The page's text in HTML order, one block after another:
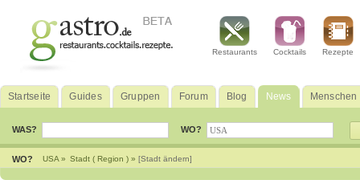
Restaurants Cocktails Rezepte
Startseite Guides Gruppen Forum Blog News Menschen
WAS? WO?
WO? USA » Stadt ( Region ) » [Stadt ändern]